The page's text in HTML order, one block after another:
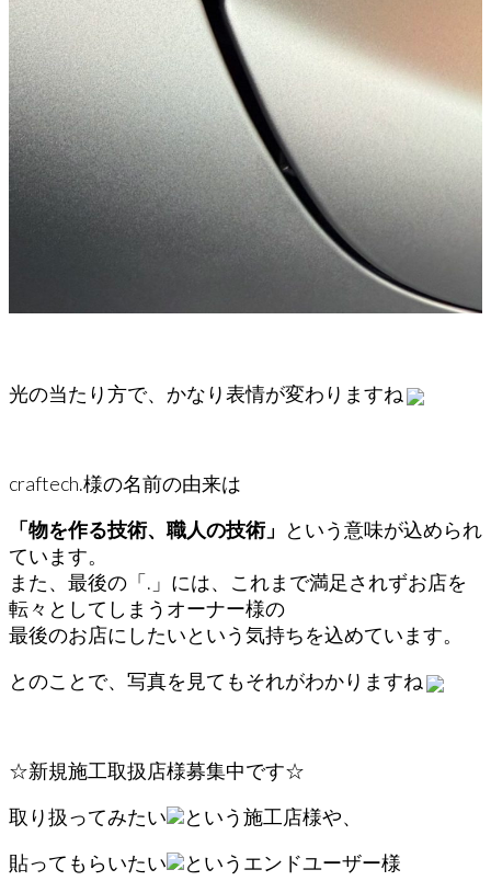
光の当たり方で、かなり表情が変わりますね
craftech.様の名前の由来は
「物を作る技術、職人の技術」 という意味が込められ
ています。
また、最後の「.」には、これまで満足されずお店を
転々としてしまうオーナー様の
最後のお店にしたいという気持ちを込めています。
とのことで、写真を見てもそれがわかりますね
☆新規施工取扱店様募集中です☆
取り扱ってみたい
という施工店様や、
貼ってもらいたい
というエンドユーザー様